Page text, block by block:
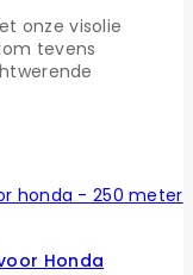
onze visolie
tevens
Honda